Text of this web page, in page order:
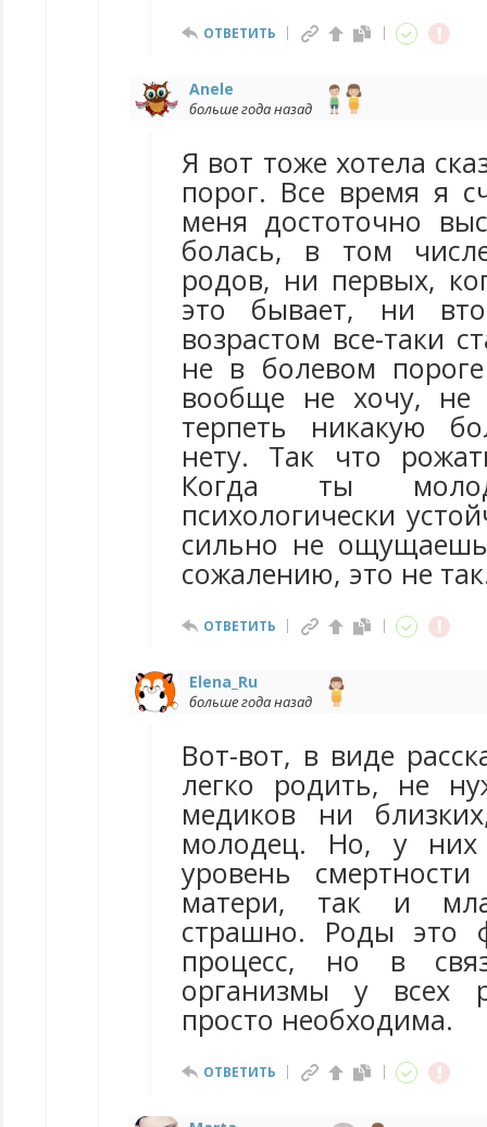
ОТВЕТИТЬ
Anele
больше года назад
Я вот тоже хотела
порог. Все время я
меня достоточно
болась, в том
родов, ни первых,
это бывает, ни
возрастом все-таки
не в болевом
вообще не хочу,
терпеть никакую
нету. Так что
Когда ты
психологически
сильно не
сожалению, это не
ОТВЕТИТЬ
Elena_Ru
больше года назад
Вот-вот, в виде
легко родить, не
медиков ни
молодец. Но, у них
уровень
матери, так и
страшно. Роды это
процесс, но в
организмы у всех
просто необходима.
ОТВЕТИТЬ